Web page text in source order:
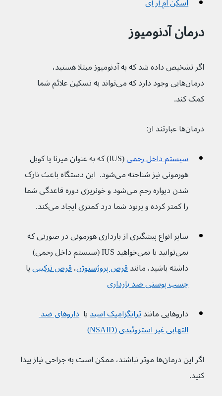
درمان آدنومیوز
اگر تشخیص داده شد که به آدنومیوز مبتلا هستید،
درمان‌هایی وجود دارد که می‌تواند به تسکین علائم شما
کمک کند.
درمان‌ها عبارتند از:
سیستم داخل رحمی
(IUS) که به عنوان میرنا یا کویل
هورمونی نیز شناخته می‌شود.  این دستگاه باعث نازک
شدن دیواره رحم می‌شود و خونریزی دوره قاعدگی شما
را کمتر کرده و پریود شما درد کمتری ایجاد می‌کند.
سایر انواع پیشگیری از بارداری هورمونی در صورتی که
نمی‌توانید یا نمی‌خواهید IUS (سیستم داخل رحمی)
داشته باشید، مانند قرص پروژستوژن، قرص ترکیبی یا
چسب پوستی ضد بارداری
داروهایی مانند ترانگزامیک اسیدیا داروهای ضد
التهابی غیر استروئیدی (NSAID)
اگر این درمان‌ها موثر نباشند، ممکن است به جراحی نیاز پیدا
کنید.